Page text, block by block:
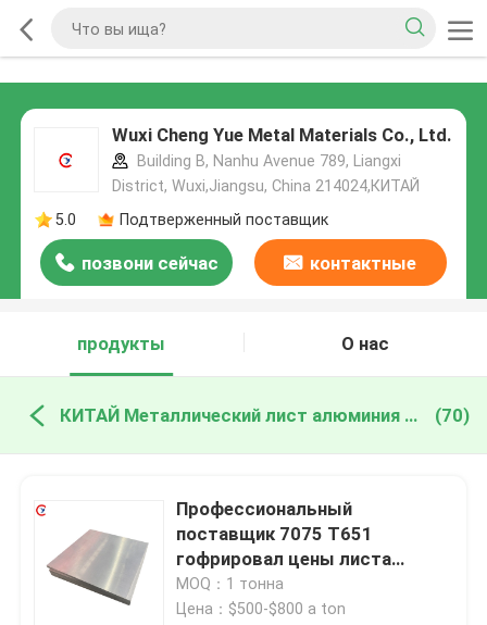
Wuxi Cheng Yue Metal Materials Co., Ltd.
Building B, Nanhu Avenue 789, Liangxi
District, Wuxi,Jiangsu, China 214024,КИТАЙ
5.0
Подтверженный поставщик
позвони сейчас контактные
продукты
О нас
КИТАЙ Металлический лист алюминия в листах (70)
Профессиональный
поставщик 7075 T651
гофрировал цены листа
алюминиевого листа
алюминиевые настилая крышу
MOQ：1 тонна
Цена：$500-$800 a ton